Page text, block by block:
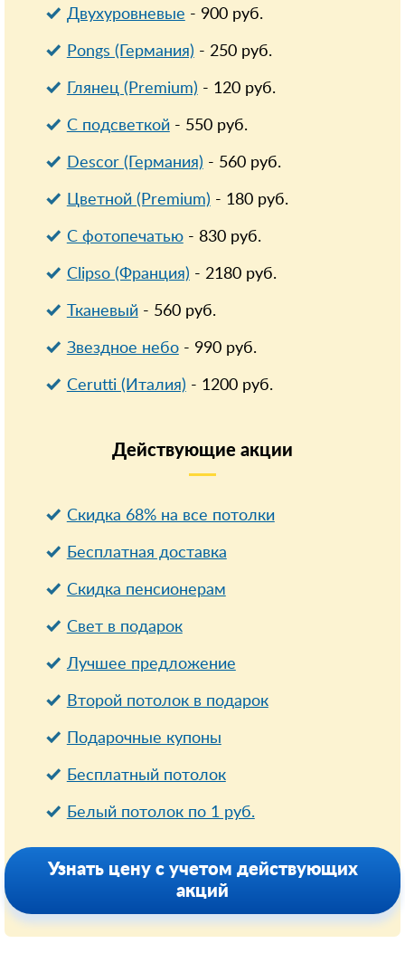
Двухуровневые - 900руб.
Pongs (Германия) - 250руб.
Глянец (Premium) - 120руб.
С подсветкой- 550руб.
Descor (Германия) - 560руб.
Цветной (Premium) - 180руб.
С фотопечатью- 830руб.
Clipso (Франция) - 2180руб.
Тканевый- 560руб.
Звездное небо- 990руб.
Cerutti (Италия) - 1200руб.
Действующие акции
Скидка 68% на все потолки
Бесплатная доставка
Cкидка пенсионерам
Свет в подарок
Лучшее предложение
Второй потолок в подарок
Подарочные купоны
Бесплатный потолок
Белый потолок по 1 руб.
Узнать цену с учетом действующих
акций